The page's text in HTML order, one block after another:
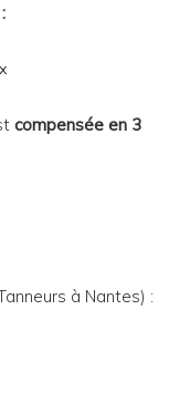
compensée en 3
à Nantes) :